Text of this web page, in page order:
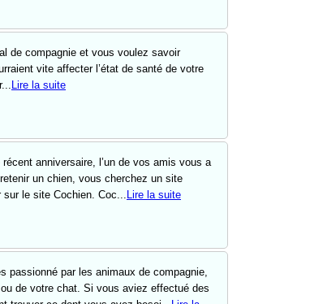
de compagnie et vous voulez savoir
vite affecter l’état de santé de votre
Lire la suite
anniversaire, l’un de vos amis vous a
un chien, vous cherchez un site
sur le site Cochien. Coc...Lire la suite
passionné par les animaux de compagnie,
de votre chat. Si vous aviez effectué des